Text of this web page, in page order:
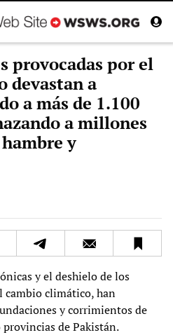
provocadas por el
devastan a
a más de 1.100
a millones
y
y el deshielo de los
cambio climático, han
y corrimientos de
de Pakistán.